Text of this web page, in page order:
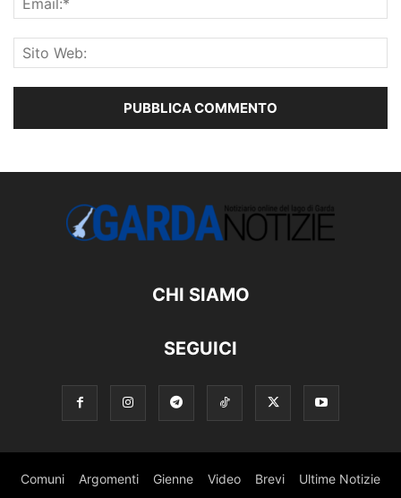
CHI SIAMO
SEGUICI
Comuni Argomenti Gienne Video Brevi Ultime Notizie